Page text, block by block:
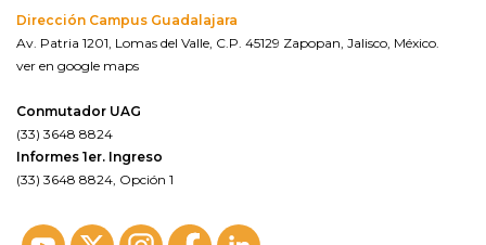
Dirección Campus Guadalajara
Av. Patria 1201, Lomas del Valle, C.P. 45129 Zapopan, Jalisco, México.
ver en google maps
Conmutador UAG
(33) 3648 8824
Informes 1er. Ingreso
(33) 3648 8824, Opción 1